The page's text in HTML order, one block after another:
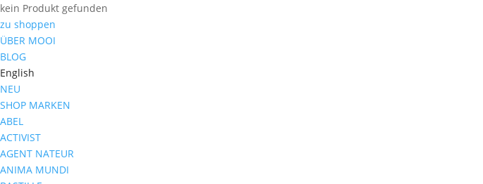
kein Produkt gefunden
zu shoppen
ÜBER MOOI
BLOG
English
NEU
SHOP MARKEN
ABEL
ACTIVIST
AGENT NATEUR
ANIMA MUNDI